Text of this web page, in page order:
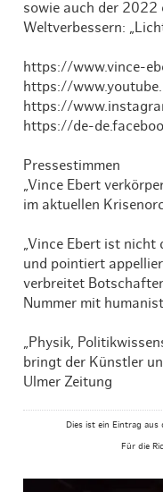
sowie auch der 2022
Weltverbessern:
https://www.vince-
https://
https://
https://de-
Pressestimmen
„Vince Ebert
im aktuellen
„Vince Ebert ist nicht
und pointiert
verbreitet
Nummer mit
„Physik,
bringt der Künstler
Ulmer Zeitung
Dies ist ein Eintrag aus
Für die